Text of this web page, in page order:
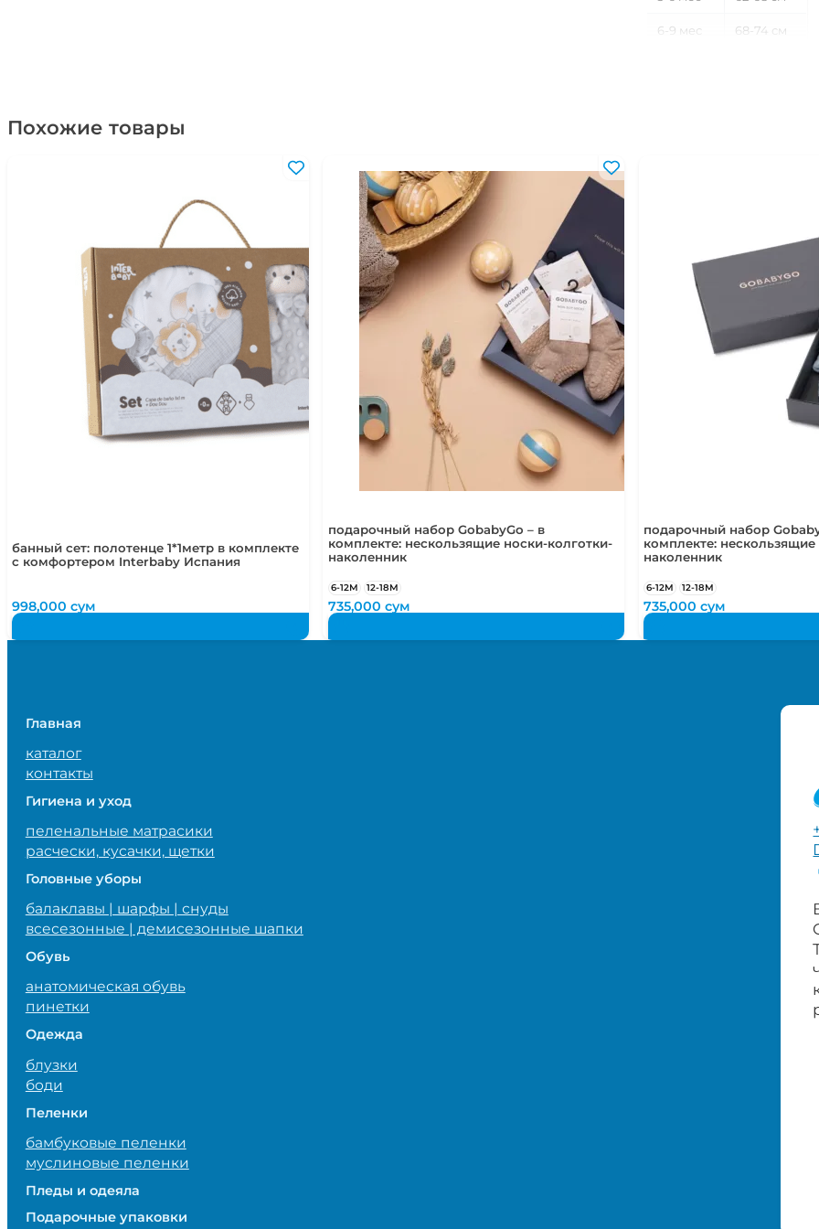
6-9 мес 68-74 см
5-6 лет
Похожие товары
банный сет: полотенце 1*1метр в комплекте
с комфортером Interbaby Испания
998,000сум
подарочный набор GobabyGo – в
комплекте: нескользящие носки-колготки-
наколенник
6-12М 12-18М
735,000 сум
подарочный набор
комплекте:
наколенник
6-12М 12-18М
735,000сум
Главная
каталог
контакты
Гигиена и уход
пеленальные матрасики
расчески, кусачки, щетки
Головные уборы
балаклавы | шарфы | снуды
всесезонные | демисезонные шапки
Обувь
анатомическая обувь
пинетки
Одежда
блузки
боди
Пеленки
бамбуковые пеленки
муслиновые пеленки
Пледы и одеяла
Подарочные упаковки